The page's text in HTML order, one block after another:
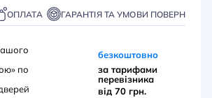
ОПЛАТА ГАРАНТІЯ ТА УМОВИ ПОВЕРНЕННЯ
безкоштовно
по
за тарифами
перевізника
від 70 грн.